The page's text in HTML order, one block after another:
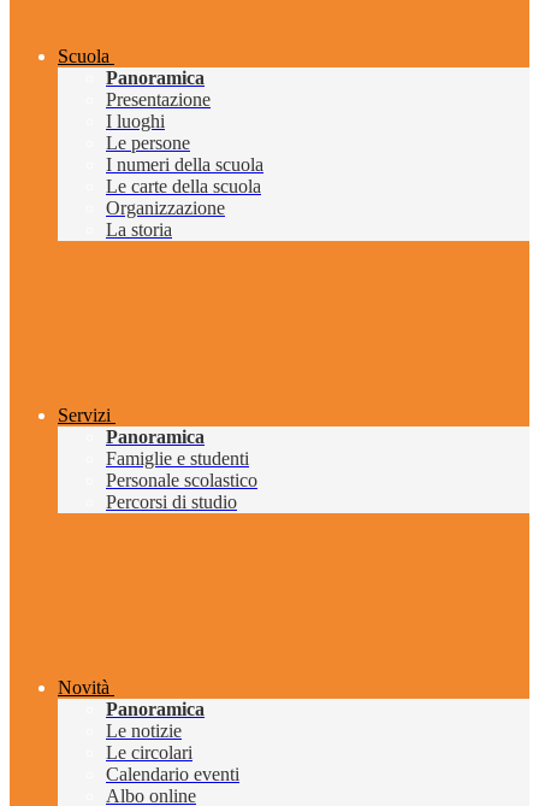
Scuola
Panoramica
Presentazione
I luoghi
Le persone
I numeri della scuola
Le carte della scuola
Organizzazione
La storia
Servizi
Panoramica
Famiglie e studenti
Personale scolastico
Percorsi di studio
Novità
Panoramica
Le notizie
Le circolari
Calendario eventi
Albo online